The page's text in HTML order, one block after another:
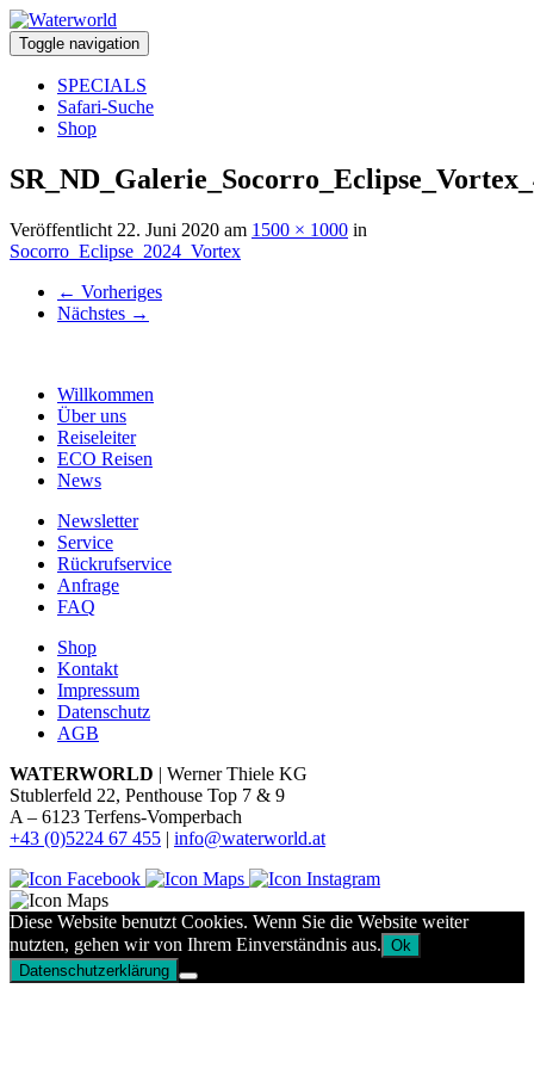
Toggle navigation
SPECIALS
Safari-Suche
Shop
Veröffentlicht 22. Juni 2020 am 1500 × 1000 in
Socorro_Eclipse_2024_Vortex
← Vorheriges
Nächstes →
Willkommen
Über uns
Reiseleiter
ECO Reisen
News
Newsletter
Service
Rückrufservice
Anfrage
FAQ
Shop
Kontakt
Impressum
Datenschutz
AGB
WATERWORLD | Werner Thiele KG
Stublerfeld 22, Penthouse Top 7 & 9
A – 6123 Terfens-Vomperbach
+43 (0)5224 67 455 | info@waterworld.at
Diese Website benutzt Cookies. Wenn Sie die Website weiter
nutzten, gehen wir von Ihrem Einverständnis aus. Ok
Datenschutzerklärung